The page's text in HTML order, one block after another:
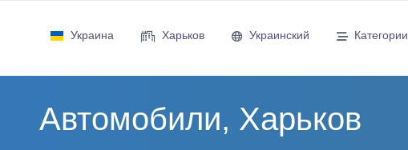
Украина Харьков Украинский Категории
Автомобили, Харьков